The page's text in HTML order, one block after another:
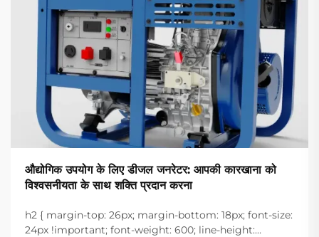
औद्योगिक उपयोग के लिए डीजल जनरेटर: आपकी कारखाना को
विश्वसनीयता के साथ शक्ति प्रदान करना
h2 { margin-top: 26px; margin-bottom: 18px; font-size:
24px !important; font-weight: 600; line-height: